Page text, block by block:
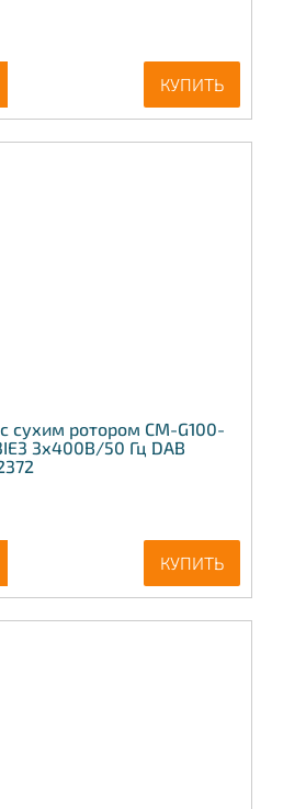
КУПИТЬ
сухим ротором CM-G100-
3х400В/50 Гц DAB
КУПИТЬ